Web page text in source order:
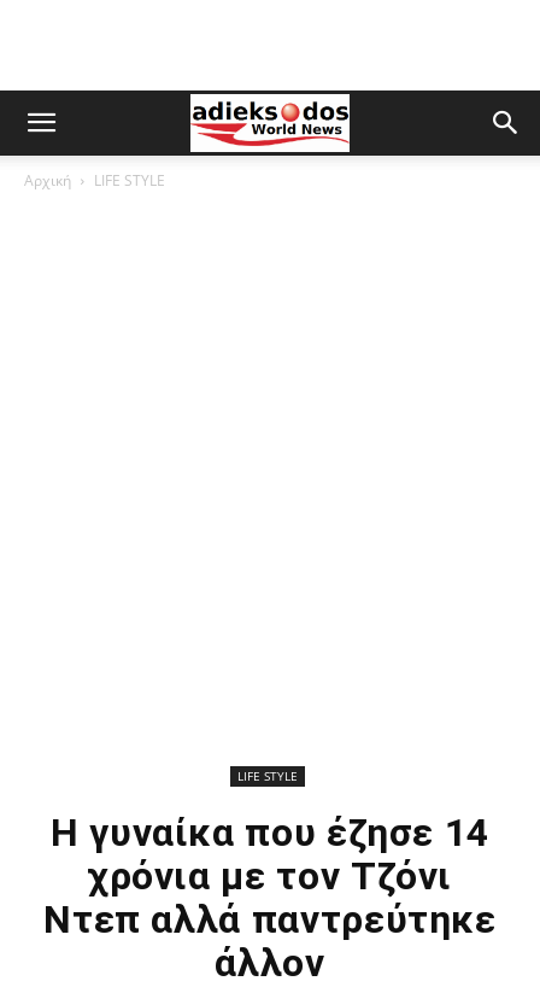
Αρχική LIFE STYLE
LIFE STYLE
Η γυναίκα που έζησε 14
χρόνια με τον Τζόνι
Ντεπ αλλά παντρεύτηκε
άλλον